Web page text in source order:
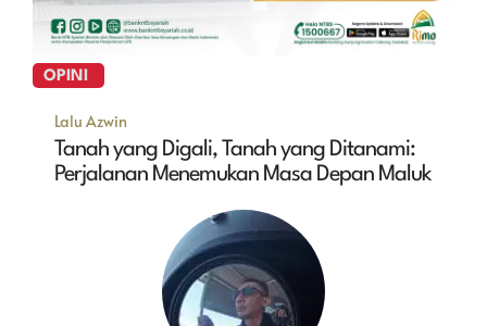
OPINI
Lalu Azwin
Tanah yang Digali, Tanah yang Ditanami:
Perjalanan Menemukan Masa Depan Maluk